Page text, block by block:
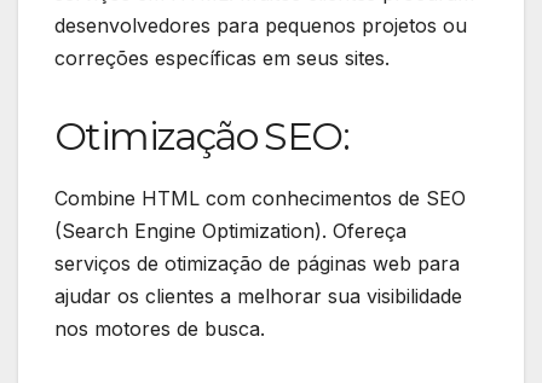
desenvolvedores para pequenos projetos ou
correções específicas em seus sites.
Otimização SEO:
Combine HTML com conhecimentos de SEO
(Search Engine Optimization). Ofereça
serviços de otimização de páginas web para
ajudar os clientes a melhorar sua visibilidade
nos motores de busca.